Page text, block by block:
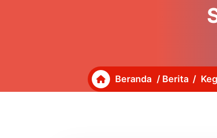
Beranda / Berita/